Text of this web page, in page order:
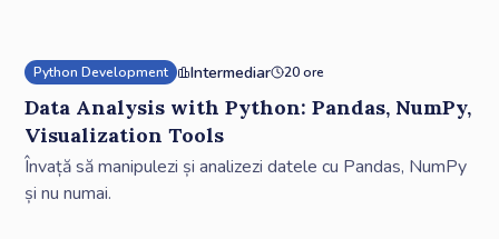
Python Development Intermediar 20 ore
Data Analysis with Python: Pandas, NumPy,
Visualization Tools
Învață să manipulezi și analizezi datele cu Pandas, NumPy
și nu numai.